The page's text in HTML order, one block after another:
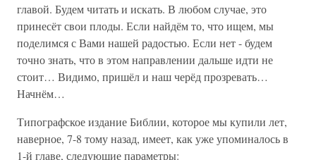
главой. Будем читать и искать. В любом случае, это
принесёт свои плоды. Если найдём то, что ищем, мы
поделимся с Вами нашей радостью. Если нет - будем
точно знать, что в этом направлении дальше идти не
стоит… Видимо, пришёл и наш черёд прозревать…
Начнём…
Типографское издание Библии, которое мы купили лет,
наверное, 7-8 тому назад, имеет, как уже упоминалось в
1-й главе, следующие параметры: